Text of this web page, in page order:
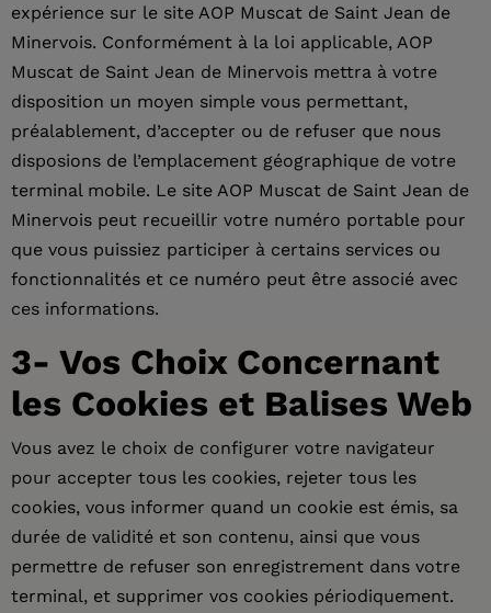
expérience sur le site AOP Muscat de Saint Jean de
Minervois. Conformément à la loi applicable, AOP
Muscat de Saint Jean de Minervois mettra à votre
disposition un moyen simple vous permettant,
préalablement, d’accepter ou de refuser que nous
disposions de l’emplacement géographique de votre
terminal mobile. Le site AOP Muscat de Saint Jean de
Minervois peut recueillir votre numéro portable pour
que vous puissiez participer à certains services ou
fonctionnalités et ce numéro peut être associé avec
ces informations.
3- Vos Choix Concernant
les Cookies et Balises Web
Vous avez le choix de configurer votre navigateur
pour accepter tous les cookies, rejeter tous les
cookies, vous informer quand un cookie est émis, sa
durée de validité et son contenu, ainsi que vous
permettre de refuser son enregistrement dans votre
terminal, et supprimer vos cookies périodiquement.